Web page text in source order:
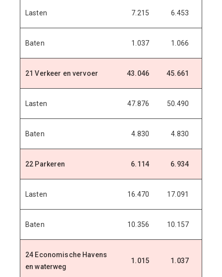
Lasten 7.215 6.453
Baten 1.037 1.066
21 Verkeer en vervoer 43.046 45.661
Lasten 47.876 50.490
Baten 4.830 4.830
22 Parkeren 6.114 6.934
Lasten 16.470 17.091
Baten 10.356 10.157
24 Economische Havens
en waterweg
1.015 1.037